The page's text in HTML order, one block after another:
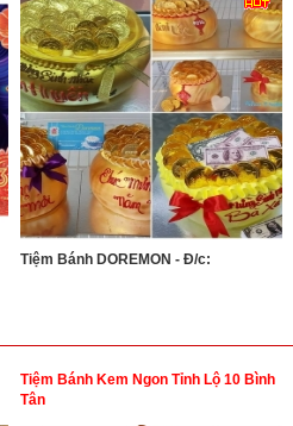
Tiệm Bánh DOREMON - Đ/c:
Tiệm Bánh Kem Ngon Tỉnh Lộ 10 Bình
Tân